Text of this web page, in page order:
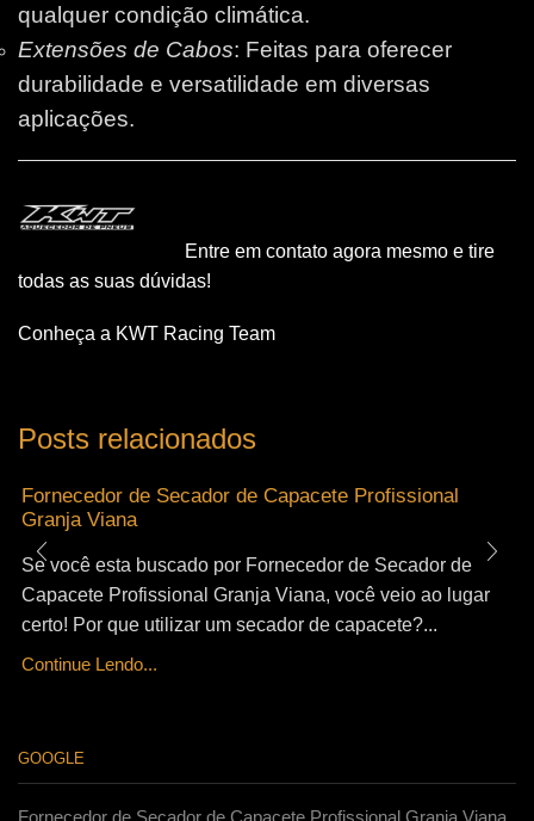
qualquer condição climática.
Extensões de Cabos: Feitas para oferecer
durabilidade e versatilidade em diversas
aplicações.
Entre em contato agora mesmo e tire
todas as suas dúvidas!
Conheça a KWT Racing Team
Posts relacionados
Fornecedor de Secador de Capacete Profissional
Granja Viana
Se você esta buscado por Fornecedor de Secador de
Capacete Profissional Granja Viana, você veio ao lugar
certo! Por que utilizar um secador de capacete?...
Continue Lendo...
GOOGLE